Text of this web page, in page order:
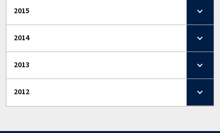
2015
2014
2013
2012